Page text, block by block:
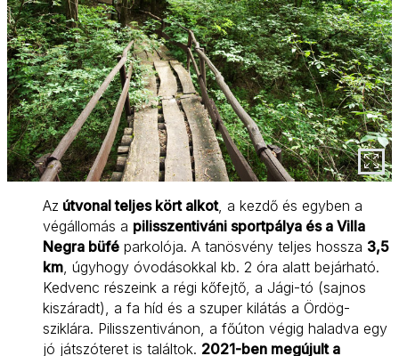
Az útvonal teljes kört alkot, a kezdő és egyben a
végállomás a pilisszentiváni sportpálya és a Villa
Negra büfé parkolója. A tanösvény teljes hossza 3,5
km, úgyhogy óvodásokkal kb. 2 óra alatt bejárható.
Kedvenc részeink a régi kőfejtő, a Jági-tó (sajnos
kiszáradt), a fa híd és a szuper kilátás a Ördög-
sziklára. Pilisszentivánon, a főúton végig haladva egy
jó játszóteret is találtok. 2021-ben megújult a